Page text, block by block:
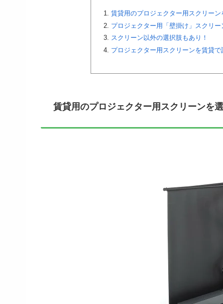
賃貸用のプロジェクター用スクリーン
プロジェクター用「壁掛け」スクリー
スクリーン以外の選択肢もあり！
プロジェクター用スクリーンを賃貸で
賃貸用のプロジェクター用スクリーンを